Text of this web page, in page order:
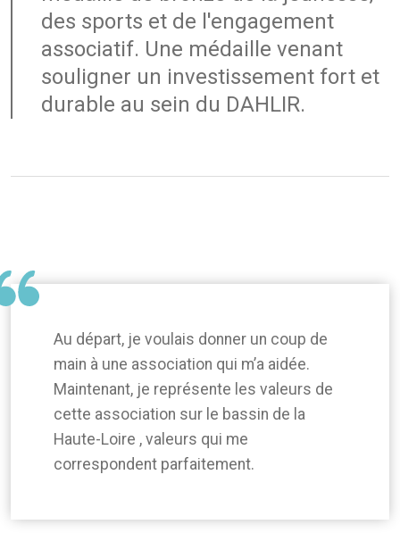
des sports et de l'engagement
associatif. Une médaille venant
souligner un investissement fort et
durable au sein du DAHLIR.
Au départ, je voulais donner un coup de
main à une association qui m’a aidée.
Maintenant, je représente les valeurs de
cette association sur le bassin de la
Haute-Loire , valeurs qui me
correspondent parfaitement.